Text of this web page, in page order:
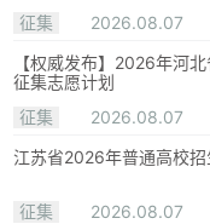
征集 2026.08.07
【权威发布】2026年河
征集志愿计划
征集
2026.08.07
江苏省2026年普通高校
征集 2026.08.07